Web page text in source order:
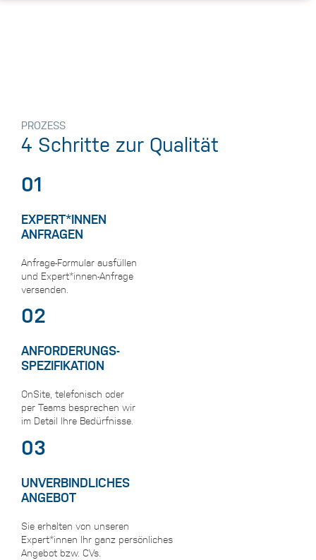
PROZESS
4 Schritte zur Qualität
01
EXPERT*INNEN
ANFRAGEN
Anfrage-Formular ausfüllen
und Expert*innen-Anfrage
versenden.
02
ANFORDERUNGS-
SPEZIFIKATION
OnSite, telefonisch oder
per Teams besprechen wir
im Detail Ihre Bedürfnisse.
03
UNVERBINDLICHES
ANGEBOT
Sie erhalten von unseren
Expert*innen Ihr ganz persönliches
Angebot bzw. CVs.